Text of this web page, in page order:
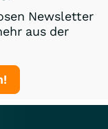
Newsletter
aus der